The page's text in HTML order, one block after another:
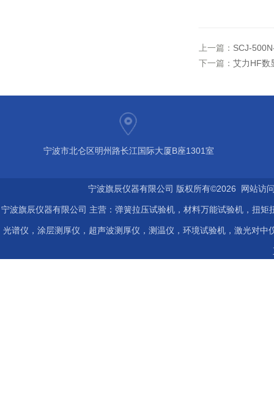
上一篇： SCJ-
下一篇： 艾力HF数
宁波市北仑区明州路长江国际大厦B座1301室
宁波旗辰仪器有限公司 版权所有©2026 网站
宁波旗辰仪器有限公司 主营：弹簧拉压试验机，材料万能试验机，扭
光谱仪，涂层测厚仪，超声波测厚仪，测温仪，环境试验机，激光对